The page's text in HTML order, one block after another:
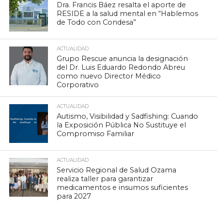
Dra. Francis Báez resalta el aporte de
RESIDE a la salud mental en “Hablemos
de Todo con Condesa”
ACTUALIDAD
Grupo Rescue anuncia la designación
del Dr. Luis Eduardo Redondo Abreu
como nuevo Director Médico
Corporativo
ACTUALIDAD
Autismo, Visibilidad y Sadfishing: Cuando
la Exposición Pública No Sustituye el
Compromiso Familiar
ACTUALIDAD
Servicio Regional de Salud Ozama
realiza taller para garantizar
medicamentos e insumos suficientes
para 2027